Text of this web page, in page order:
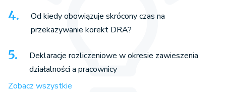
Od kiedy obowiązuje skrócony czas na
przekazywanie korekt DRA?
Deklaracje rozliczeniowe w okresie zawieszenia
działalności a pracownicy
Zobacz wszystkie